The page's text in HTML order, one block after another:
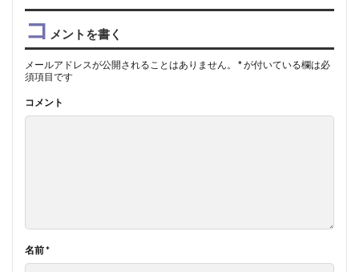
コ メントを書く
メールアドレスが公開されることはありません。 *が付いている欄は必
須項目です
コメント
名前*